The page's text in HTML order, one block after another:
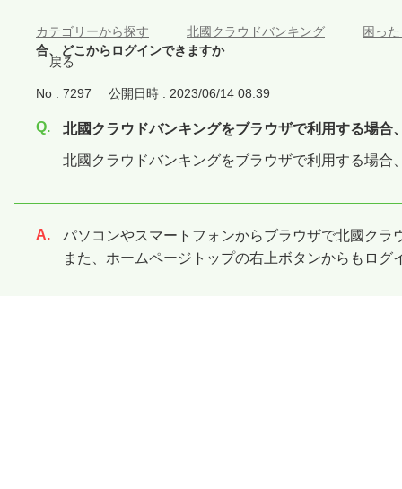
カテゴリーから探す 北國クラウドバンキング
困っ
合、どこからログインできますか
戻る
No : 7297 公開日時 : 2023/06/14 08:39
北國クラウドバンキングをブラウザで利用する場合
北國クラウドバンキングをブラウザで利用する場合
回答
パソコンやスマートフォンからブラウザで北國クラ
また、ホームページトップの右上ボタンからもログ